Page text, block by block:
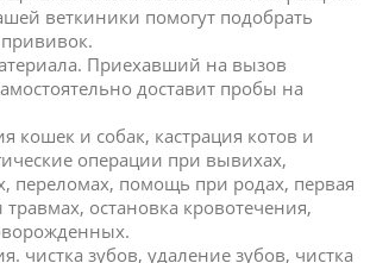
веткиники помогут подобрать
Приехавший на вызов
доставит пробы на
кошек и собак, кастрация котов и
операции при вывихах,
переломах, помощь при родах, первая
остановка кровотечения,
чистка зубов, удаление зубов, чистка